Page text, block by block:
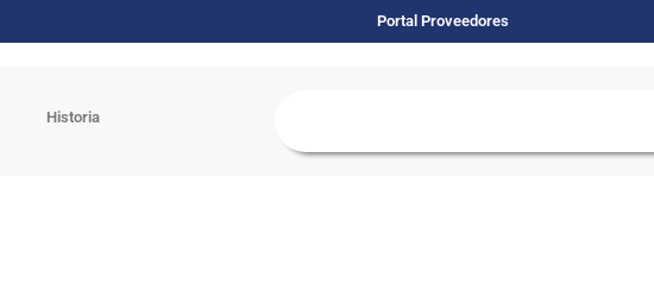
Portal Proveedores
Historia